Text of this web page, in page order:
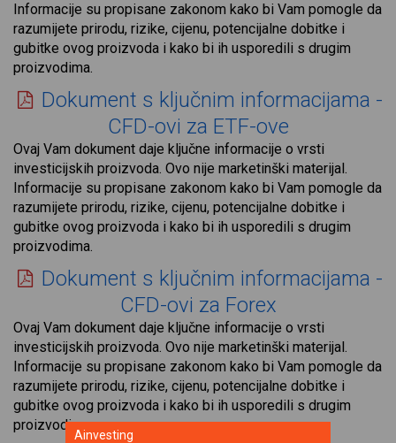
Informacije su propisane zakonom kako bi Vam pomogle da
razumijete prirodu, rizike, cijenu, potencijalne dobitke i
gubitke ovog proizvoda i kako bi ih usporedili s drugim
proizvodima.
Dokument s ključnim informacijama -
CFD-ovi za ETF-ove
Ovaj Vam dokument daje ključne informacije o vrsti
investicijskih proizvoda. Ovo nije marketinški materijal.
Informacije su propisane zakonom kako bi Vam pomogle da
razumijete prirodu, rizike, cijenu, potencijalne dobitke i
gubitke ovog proizvoda i kako bi ih usporedili s drugim
proizvodima.
Dokument s ključnim informacijama -
CFD-ovi za Forex
Ovaj Vam dokument daje ključne informacije o vrsti
investicijskih proizvoda. Ovo nije marketinški materijal.
Informacije su propisane zakonom kako bi Vam pomogle da
razumijete prirodu, rizike, cijenu, potencijalne dobitke i
gubitke ovog proizvoda i kako bi ih usporedili s drugim
proizvodima.
Ainvesting